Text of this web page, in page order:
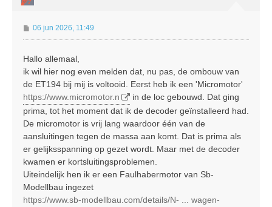
B
e
i
c
h
t
06 jun 2026, 11:49
Hallo allemaal,
ik wil hier nog even melden dat, nu pas, de ombouw van
de ET194 bij mij is voltooid. Eerst heb ik een 'Micromotor'
https://www.micromotor.n
in de loc gebouwd. Dat ging
prima, tot het moment dat ik de decoder geïnstalleerd had.
De micromotor is vrij lang waardoor één van de
aansluitingen tegen de massa aan komt. Dat is prima als
er gelijksspanning op gezet wordt. Maar met de decoder
kwamen er kortsluitingsproblemen.
Uiteindelijk hen ik er een Faulhabermotor van Sb-
Modellbau ingezet
https://www.sb-modellbau.com/details/N- ... wagen-